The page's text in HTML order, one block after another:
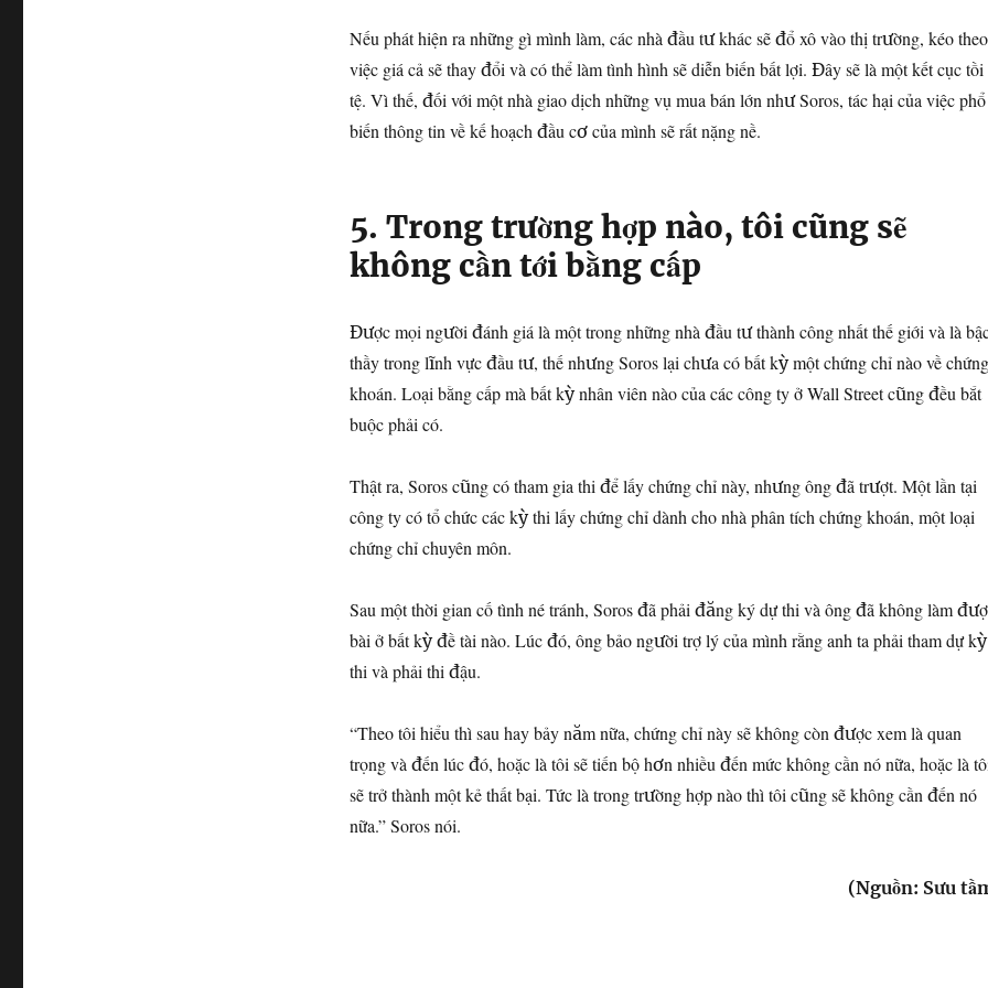
Nếu phát hiện ra những gì mình làm, các nhà đầu tư khác sẽ đổ xô vào thị trường, kéo theo
việc giá cả sẽ thay đổi và có thể làm tình hình sẽ diễn biến bất lợi. Đây sẽ là một kết cục tồi
tệ. Vì thế, đối với một nhà giao dịch những vụ mua bán lớn như Soros, tác hại của việc phổ
biến thông tin về kế hoạch đầu cơ của mình sẽ rất nặng nề.
5. Trong trường hợp nào, tôi cũng sẽ
không cần tới bằng cấp
Được mọi người đánh giá là một trong những nhà đầu tư thành công nhất thế giới và là
thầy trong lĩnh vực đầu tư, thế nhưng Soros lại chưa có bất kỳ một chứng chỉ nào về chứng
khoán. Loại bằng cấp mà bất kỳ nhân viên nào của các công ty ở Wall Street cũng đều bắt
buộc phải có.
Thật ra, Soros cũng có tham gia thi để lấy chứng chỉ này, nhưng ông đã trượt. Một lần tại
công ty có tổ chức các kỳ thi lấy chứng chỉ dành cho nhà phân tích chứng khoán, một loại
chứng chỉ chuyên môn.
Sau một thời gian cố tình né tránh, Soros đã phải đăng ký dự thi và ông đã không làm
bài ở bất kỳ đề tài nào. Lúc đó, ông bảo người trợ lý của mình rằng anh ta phải tham dự kỳ
thi và phải thi đậu.
“Theo tôi hiểu thì sau hay bảy năm nữa, chứng chỉ này sẽ không còn được xem là quan
trọng và đến lúc đó, hoặc là tôi sẽ tiến bộ hơn nhiều đến mức không cần nó nữa, hoặc là
sẽ trở thành một kẻ thất bại. Tức là trong trường hợp nào thì tôi cũng sẽ không cần đến nó
nữa.” Soros nói.
(Nguồn: Sưu